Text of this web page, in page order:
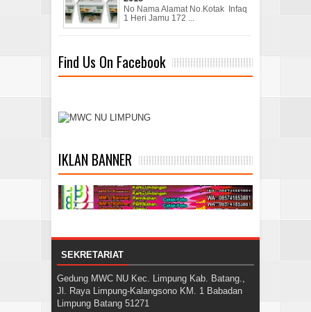
No Nama Alamat No.Kotak Infaq
1 Heri Jamu 172 ...
Find Us On Facebook
IKLAN BANNER
SEKRETARIAT
Gedung MWC NU Kec. Limpung Kab. Batang.,
Jl. Raya Limpung-Kalangsono KM. 1 Babadan
Limpung Batang 51271